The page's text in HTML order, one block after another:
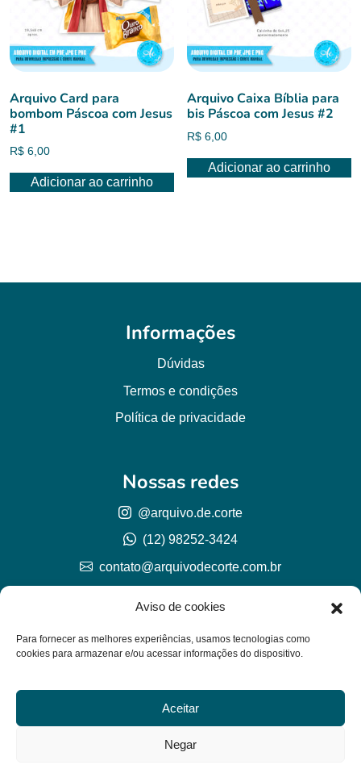
Aviso de cookies
Para fornecer as melhores experiências, usamos tecnologias como
cookies para armazenar e/ou acessar informações do dispositivo.
Aceitar
Negar
Arquivo Card para
bombom Páscoa com Jesus
#1
R$ 6,00
Adicionar ao carrinho
Arquivo Caixa Bíblia para
bis Páscoa com Jesus #2
R$ 6,00
Adicionar ao carrinho
Informações
Dúvidas
Termos e condições
Política de privacidade
© Arquivo de corte 2026
CNPJ 57.978.789/0001-77
Lh Graphic Designer
Nossas redes
@arquivo.de.corte
(12) 98252-3424
contato@arquivodecorte.com.br